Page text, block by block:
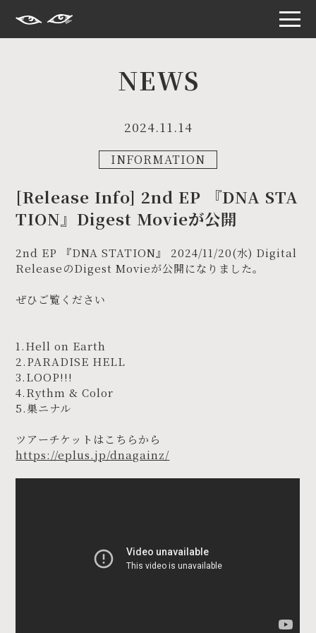
S
p
t
h
e
o
n
n
NEWS
2024.11.14
INFORMATION
[Release Info] 2nd EP 『DNA STA
TION』Digest Movieが公開
2nd EP 『DNA STATION』 2024/11/20(水) Digital
ReleaseのDigest Movieが公開になりました。
ぜひご覧ください
1.Hell on Earth
2.PARADISE HELL
3.LOOP!!!
4.Rythm & Color
5.巣ニナル
ツアーチケットはこちらから
https://eplus.jp/dnagainz/